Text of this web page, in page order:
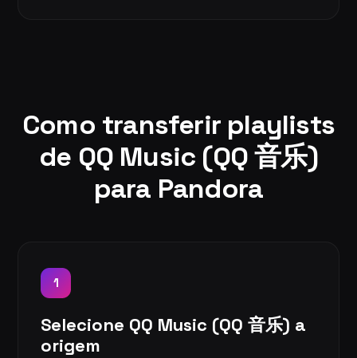
Como transferir playlists
de QQ Music (QQ 音乐)
para Pandora
1
Selecione QQ Music (QQ 音乐) a
origem